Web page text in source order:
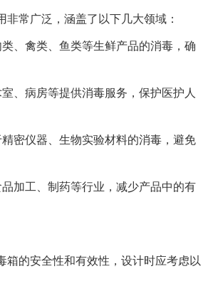
非常广泛，涵盖了以下几大领域：
、禽类、鱼类等生鲜产品的消毒，确
、病房等提供消毒服务，保护医护人
密仪器、生物实验材料的消毒，避免
加工、制药等行业，减少产品中的有
箱的安全性和有效性，设计时应考虑以